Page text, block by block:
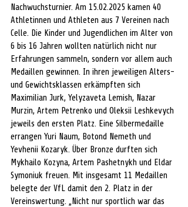
Nachwuchsturnier. Am 15.02.2025 kamen 40
Athletinnen und Athleten aus 7 Vereinen nach
Celle. Die Kinder und Jugendlichen im Alter von
6 bis 16 Jahren wollten natürlich nicht nur
Erfahrungen sammeln, sondern vor allem auch
Medaillen gewinnen. In ihren jeweiligen Alters-
und Gewichtsklassen erkämpften sich
Maximilian Jurk, Yelyzaveta Lemish, Nazar
Murzin, Artem Petrenko und Oleksii Leshkevych
jeweils den ersten Platz. Eine Silbermedaille
errangen Yuri Naum, Botond Nemeth und
Yevhenii Kozaryk. Über Bronze durften sich
Mykhailo Kozyna, Artem Pashetnykh und Eldar
Symoniuk freuen. Mit insgesamt 11 Medaillen
belegte der VfL damit den 2. Platz in der
Vereinswertung. „Nicht nur sportlich war das